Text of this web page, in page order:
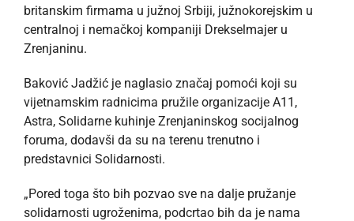
britanskim firmama u južnoj Srbiji, južnokorejskim u
centralnoj i nemačkoj kompaniji Drekselmajer u
Zrenjaninu.
Baković Jadžić je naglasio značaj pomoći koji su
vijetnamskim radnicima pružile organizacije A11,
Astra, Solidarne kuhinje Zrenjaninskog socijalnog
foruma, dodavši da su na terenu trenutno i
predstavnici Solidarnosti.
„Pored toga što bih pozvao sve na dalje pružanje
solidarnosti ugroženima, podcrtao bih da je nama